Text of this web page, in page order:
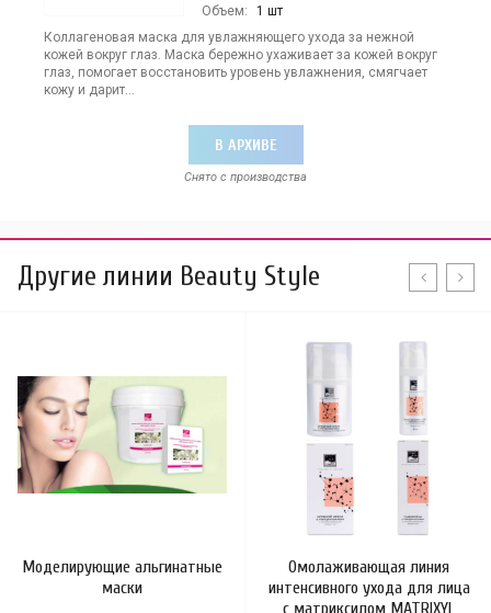
Объем:
1 шт
Коллагеновая маска для увлажняющего ухода за нежной
кожей вокруг глаз. Маска бережно ухаживает за кожей вокруг
глаз, помогает восстановить уровень увлажнения, смягчает
кожу и дарит...
В АРХИВЕ
Снято с производства
Другие линии Beauty Style
Моделирующие альгинатные
маски
Омолаживающая линия
интенсивного ухода для лица
с матриксилом MATRIXYL